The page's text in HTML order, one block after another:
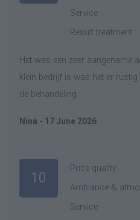
Service
Result treatment
Het was een zeer aangename
klein bedrijf is was het er
de behandeling.
Nina - 17 June 2026
10
Price quality
Ambiance &
Service